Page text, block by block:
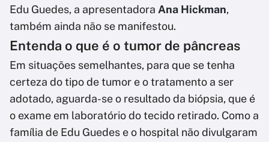
Edu Guedes, a apresentadora Ana Hickman,
também ainda não se manifestou.
Entenda o que é o tumor de pâncreas
Em situações semelhantes, para que se tenha
certeza do tipo de tumor e o tratamento a ser
adotado, aguarda-se o resultado da biópsia, que é
o exame em laboratório do tecido retirado. Como a
família de Edu Guedes e o hospital não divulgaram